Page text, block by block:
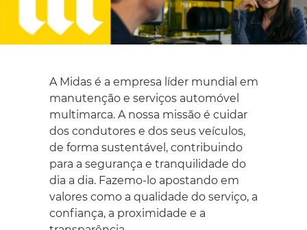
A Midas é a empresa líder mundial em
manutenção e serviços automóvel
multimarca. A nossa missão é cuidar
dos condutores e dos seus veículos,
de forma sustentável, contribuindo
para a segurança e tranquilidade do
dia a dia. Fazemo-lo apostando em
valores como a qualidade do serviço, a
confiança, a proximidade e a